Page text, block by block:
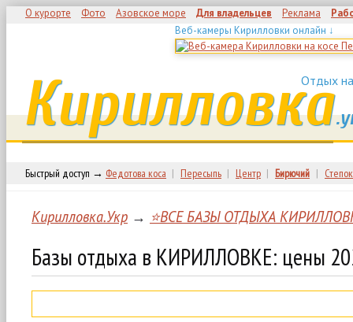
О курорте Фото Азовское море Для владельцев Реклама
Веб-камеры Кирилловки онлайн ↓
Отдых
Кирилловка
Быстрый доступ → Федотова коса | Пересыпь | Центр | Бирючий | Степок
Кирилловка.Укр → ⭐ВСЕ БАЗЫ ОТДЫХА
Базы отдыха в КИРИЛЛОВКЕ: цены